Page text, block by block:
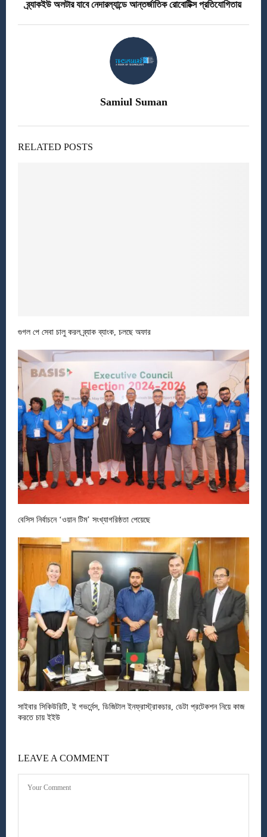
ব্র্যাকইউ অলটার যাবে নেদারল্যান্ডে আন্তর্জাতিক রোবোটিক্স প্রতিযোগিতায়
Samiul Suman
RELATED POSTS
গুগল পে সেবা চালু করল ব্র্যাক ব্যাংক, চলছে অফার
বেসিস নির্বাচনে ‘ওয়ান টিম’ সংখ্যাগরিষ্ঠতা পেয়েছে
সাইবার সিকিউরিটি, ই গভর্নেন্স, ডিজিটাল ইনফ্রাস্ট্রাকচার, ডেটা প্রটেকশন নিয়ে কাজ
করতে চায় ইইউ
LEAVE A COMMENT